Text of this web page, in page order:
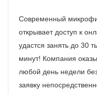
Современный
открывает доступ к
удастся занять до 30
минут! Компания
любой день недели
заявку